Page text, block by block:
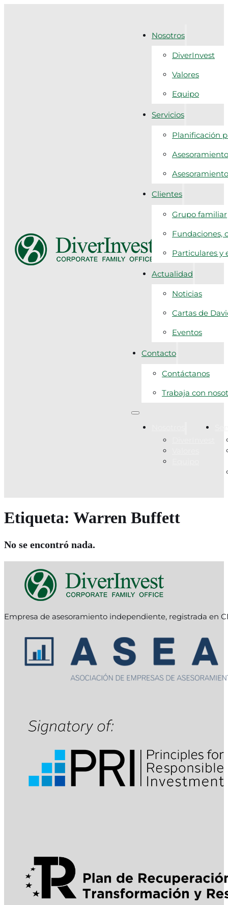
Nosotros
DiverInvest
Valores
Equipo
Servicios
Planificación
Clientes
Grupo familiar
Fundaciones,
Particulares y
Actualidad
Noticias
Cartas de
Eventos
Contacto
Contáctanos
Trabaja con
Etiqueta: Warren Buffett
No se encontró nada.
Empresa de asesoramiento independiente, registrada en